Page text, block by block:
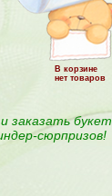
В корзине
нет товаров
заказать букет
сюрпризов!